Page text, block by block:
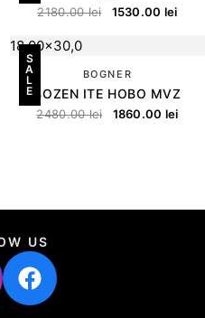
2180.00lei 1530.00 lei
S
A
L
E
18,00x30,0
BOGNER
BOZEN ITE HOBO MVZ
2480.00lei 1860.00 lei
US